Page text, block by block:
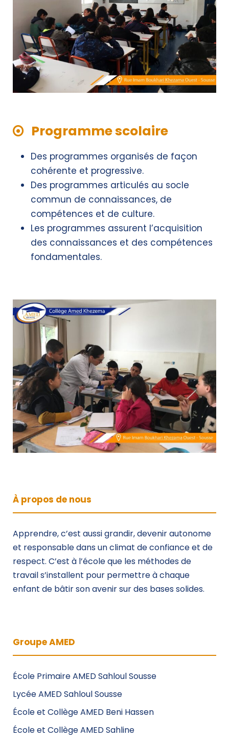
Programme scolaire
Des programmes organisés de façon
cohérente et progressive.
Des programmes articulés au socle
commun de connaissances, de
compétences et de culture.
Les programmes assurent l’acquisition
des connaissances et des compétences
fondamentales.
À propos de nous
Apprendre, c’est aussi grandir, devenir autonome
et responsable dans un climat de confiance et de
respect. C’est à l’école que les méthodes de
travail s’installent pour permettre à chaque
enfant de bâtir son avenir sur des bases solides.
Groupe AMED
École Primaire AMED Sahloul Sousse
Lycée AMED Sahloul Sousse
École et Collège AMED Beni Hassen
École et Collège AMED Sahline